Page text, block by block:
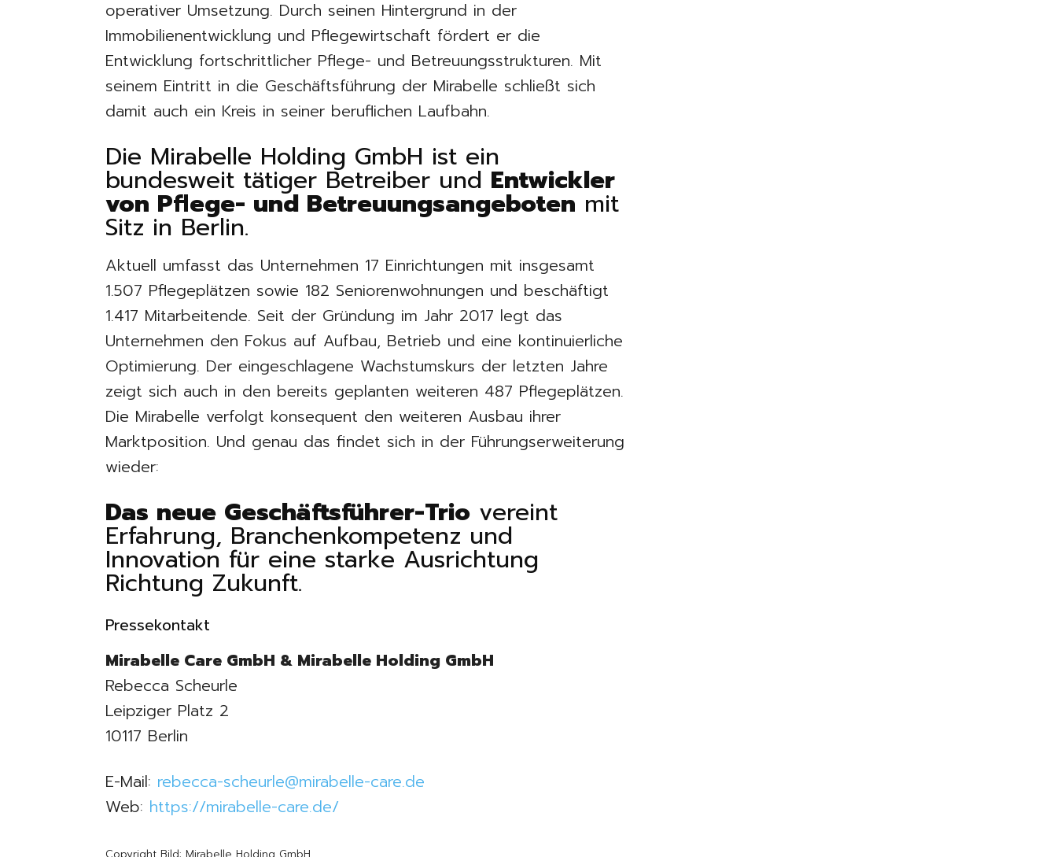
operativer Umsetzung. Durch seinen Hintergrund in der
Immobilienentwicklung und Pflegewirtschaft fördert er die
Entwicklung fortschrittlicher Pflege- und Betreuungsstrukturen. Mit
seinem Eintritt in die Geschäftsführung der Mirabelle schließt sich
damit auch ein Kreis in seiner beruflichen Laufbahn.
Die Mirabelle Holding GmbH ist ein
bundesweit tätiger Betreiber und Entwickler
von Pflege- und Betreuungsangeboten mit
Sitz in Berlin.
Aktuell umfasst das Unternehmen 17 Einrichtungen mit insgesamt
1.507 Pflegeplätzen sowie 182 Seniorenwohnungen und beschäftigt
1.417 Mitarbeitende. Seit der Gründung im Jahr 2017 legt das
Unternehmen den Fokus auf Aufbau, Betrieb und eine kontinuierliche
Optimierung. Der eingeschlagene Wachstumskurs der letzten Jahre
zeigt sich auch in den bereits geplanten weiteren 487 Pflegeplätzen.
Die Mirabelle verfolgt konsequent den weiteren Ausbau ihrer
Marktposition. Und genau das findet sich in der Führungserweiterung
wieder:
Das neue Geschäftsführer-Trio vereint
Erfahrung, Branchenkompetenz und
Innovation für eine starke Ausrichtung
Richtung Zukunft.
Pressekontakt
Mirabelle Care GmbH & Mirabelle Holding GmbH
Rebecca Scheurle
Leipziger Platz 2
10117 Berlin
E-Mail: rebecca-scheurle@mirabelle-care.de
Web: https://mirabelle-care.de/